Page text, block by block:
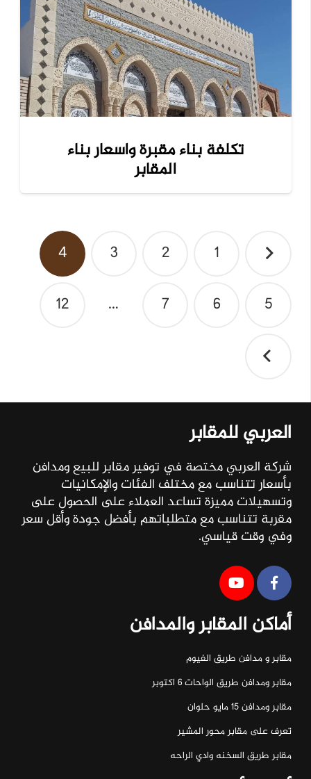
تكلفة بناء مقبرة واسعار بناء
المقابر
تصفّح
المقالات 1
2
3
4
5
6
7
…
12
العربي للمقابر
شركة العربي مختصة في توفير مقابر للبيع ومدافن
بأسعار تتناسب مع مختلف الفئات والإمكانيات
وتسهيلات مميزة تساعد العملاء على الحصول على
مقربة تتناسب مع متطلباتهم بأفضل جودة وأقل سعر
وفي وقت قياسي.
أماكن المقابر والمدافن
مقابر و مدافن طريق الفيوم
مقابر ومدافن طريق الواحات ٦ اكتوبر
مقابر ومدافن ١٥ مايو حلوان
تعرف على مقابر محور المشير
مقابر طريق السخنه وادي الراحه